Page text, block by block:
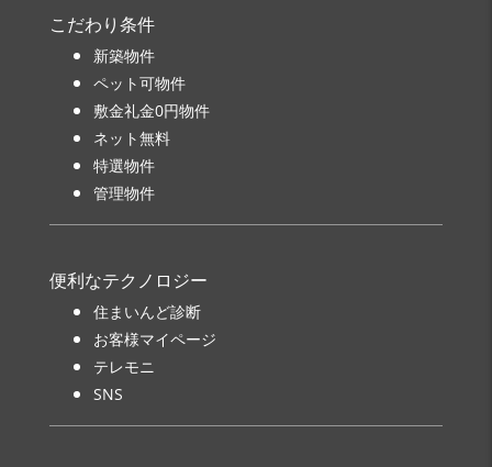
こだわり条件
新築物件
ペット可物件
敷金礼金0円物件
ネット無料
特選物件
管理物件
便利なテクノロジー
住まいんど診断
お客様マイページ
テレモニ
SNS